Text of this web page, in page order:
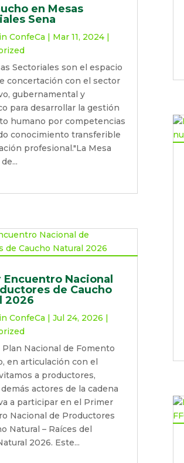
en Mesas
Sena
ConfeCa | Mar 11, 2024 |
Sectoriales son el espacio
concertación con el sector
gubernamental y
para desarrollar la gestión
humano por competencias
conocimiento transferible
profesional."La Mesa
Nacional
de Caucho
2026
ConfeCa |Jul 24, 2026 |
Plan Nacional de Fomento
en articulación con el
a productores,
actores de la cadena
a participar en el Primer
Nacional de Productores
Natural – Raíces del
2026. Este...